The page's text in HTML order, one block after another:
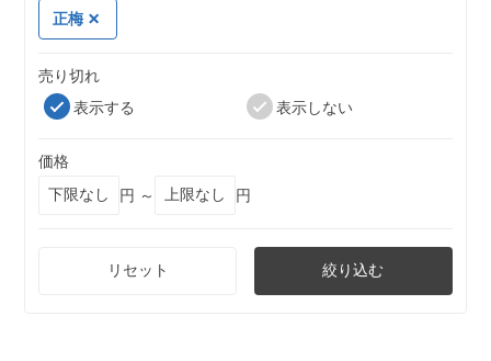
正梅
売り切れ
表示する
表示しない
価格
円 ～
円
リセット 絞り込む